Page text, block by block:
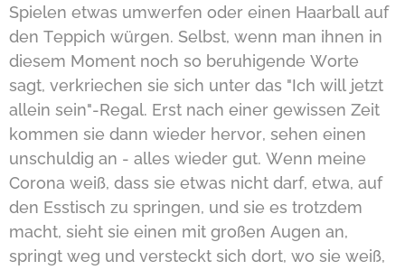
Spielen etwas umwerfen oder einen Haarball auf
den Teppich würgen. Selbst, wenn man ihnen in
diesem Moment noch so beruhigende Worte
sagt, verkriechen sie sich unter das "Ich will jetzt
allein sein"-Regal. Erst nach einer gewissen Zeit
kommen sie dann wieder hervor, sehen einen
unschuldig an - alles wieder gut. Wenn meine
Corona weiß, dass sie etwas nicht darf, etwa, auf
den Esstisch zu springen, und sie es trotzdem
macht, sieht sie einen mit großen Augen an,
springt weg und versteckt sich dort, wo sie weiß,